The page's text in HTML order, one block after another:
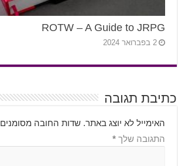
ROTW – A Guide to JRPG
2 בפברואר 2024
כתיבת תגובה
האימייל לא יוצג באתר. שדות החובה מסומנים
התגובה שלך *